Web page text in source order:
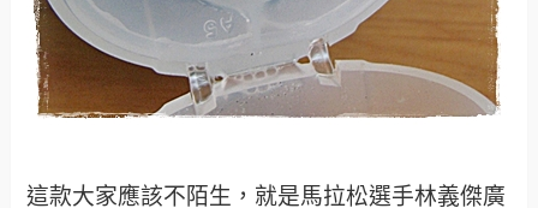
這款大家應該不陌生，就是馬拉松選手林義傑廣